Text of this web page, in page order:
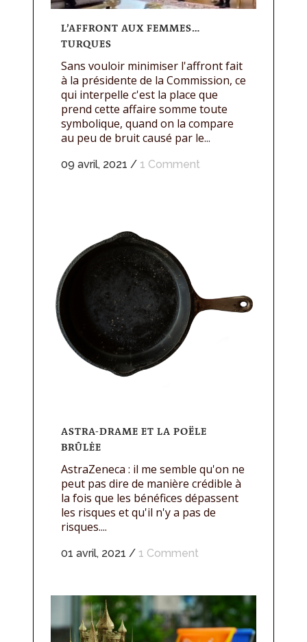
L’AFFRONT AUX FEMMES…
TURQUES
Sans vouloir minimiser l'affront fait
à la présidente de la Commission, ce
qui interpelle c'est la place que
prend cette affaire somme toute
symbolique, quand on la compare
au peu de bruit causé par le...
09 avril, 2021 / 1 Comment
ASTRA-DRAME ET LA POËLE
BRÛLĖE
AstraZeneca : il me semble qu'on ne
peut pas dire de manière crédible à
la fois que les bénéfices dépassent
les risques et qu'il n'y a pas de
risques....
01 avril, 2021 / 1 Comment